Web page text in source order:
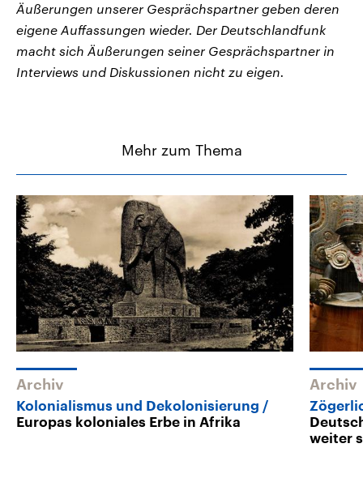
Äußerungen unserer Gesprächspartner geben deren
eigene Auffassungen wieder. Der Deutschlandfunk
macht sich Äußerungen seiner Gesprächspartner in
Interviews und Diskussionen nicht zu eigen.
Mehr zum Thema
Archiv
Kolonialismus und Dekolonisierung
Europas koloniales Erbe in Afrika
Archiv
weiter